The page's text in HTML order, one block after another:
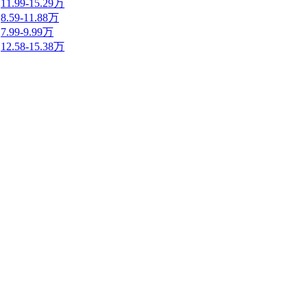
11.99-15.29万
8.59-11.88万
7.99-9.99万
12.58-15.38万